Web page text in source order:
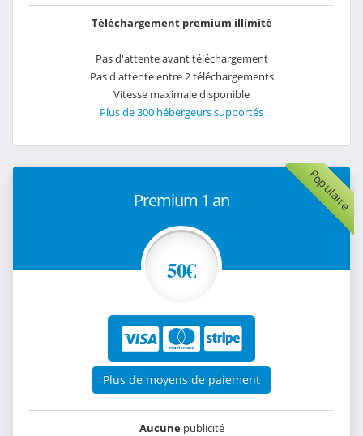
Téléchargement premium illimité
Pas d'attente avant téléchargement
Pas d'attente entre 2 téléchargements
Vitesse maximale disponible
Plus de 300 hébergeurs supportés
Populaire
Premium 1 an
50€
Plus de moyens de paiement
Aucunepublicité